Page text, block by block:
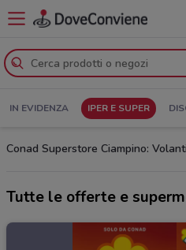
IN EVIDENZA IPER E SUPER
Conad Superstore Ciampino: